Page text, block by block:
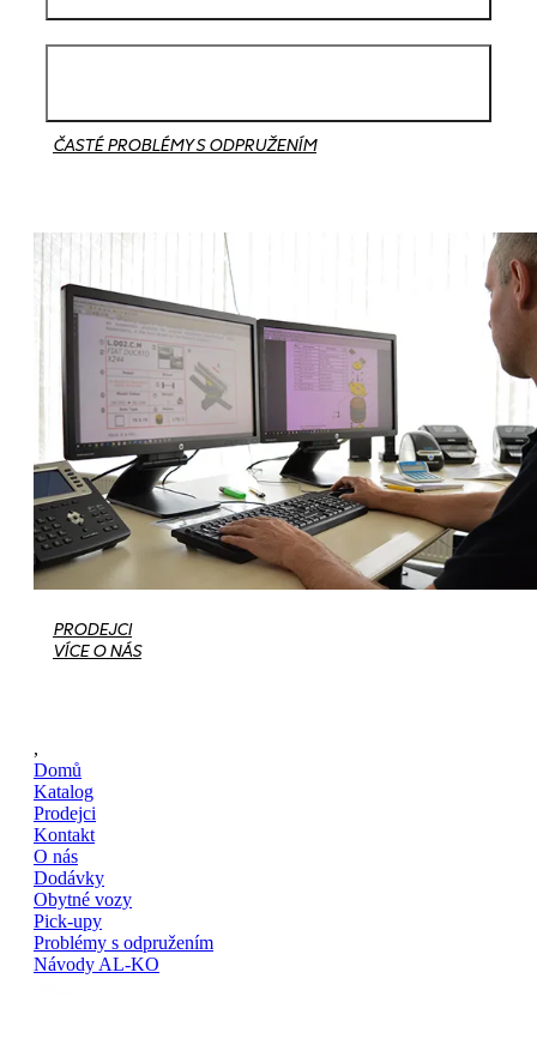
ČASTÉ PROBLÉMY S ODPRUŽENÍM
PRODEJCI
VÍCE O NÁS
,
Domů
Katalog
Prodejci
Kontakt
O nás
Dodávky
Obytné vozy
Pick-upy
Problémy s odpružením
Návody AL-KO